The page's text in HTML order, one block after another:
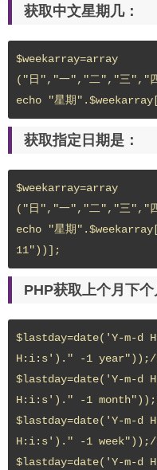
获取中文星期几：
$weekarray=array
("日","一","二","三","
echo "星期
获取指定日期是：
$weekarray=array
("日","一","二","三","
echo "星期
11"))];
PHP获取上个月下个
$lastday=date('Y-m-
H:i:s')." -1 year"));//当
$lastday=date('Y-m-
H:i:s')." -1 month"));//
$lastday=date('Y-m-
H:i:s')." -1 week"));//
$lastday=date('Y-m-